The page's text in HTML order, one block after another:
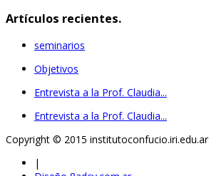
Artículos recientes.
seminarios
Objetivos
Entrevista a la Prof. Claudia...
Entrevista a la Prof. Claudia...
Copyright © 2015 institutoconfucio.iri.edu.ar
|